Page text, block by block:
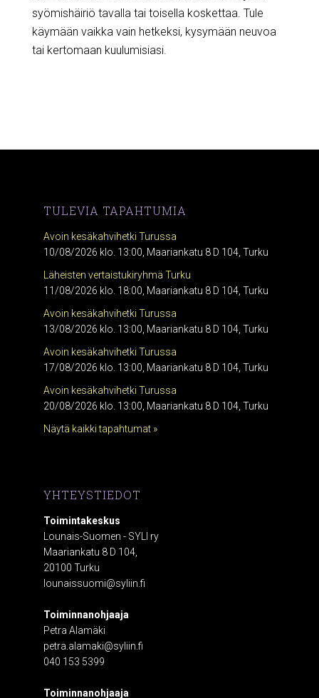
syömishäiriö tavalla tai toisella koskettaa. Tule
käymään vaikka vain hetkeksi, kysymään neuvoa
tai kertomaan kuulumisiasi.
TULEVIA TAPAHTUMIA
Avoin kesäkahvihetki Turussa
10/08/2026 klo. 13:00, Maariankatu 8 D 104, Turku
Läheisten vertaistukiryhmä Turku
11/08/2026 klo. 18:00, Maariankatu 8 D 104, Turku
Avoin kesäkahvihetki Turussa
13/08/2026 klo. 13:00, Maariankatu 8 D 104, Turku
Avoin kesäkahvihetki Turussa
17/08/2026 klo. 13:00, Maariankatu 8 D 104, Turku
Avoin kesäkahvihetki Turussa
20/08/2026 klo. 13:00, Maariankatu 8 D 104, Turku
Näytä kaikki tapahtumat »
YHTEYSTIEDOT
Toimintakeskus
Lounais-Suomen - SYLI ry
Maariankatu 8 D 104,
20100 Turku
lounaissuomi@syliin.fi
Toiminnanohjaaja
Petra Alamäki
petra.alamaki@syliin.fi
040 153 5399
Toiminnanohjaaja